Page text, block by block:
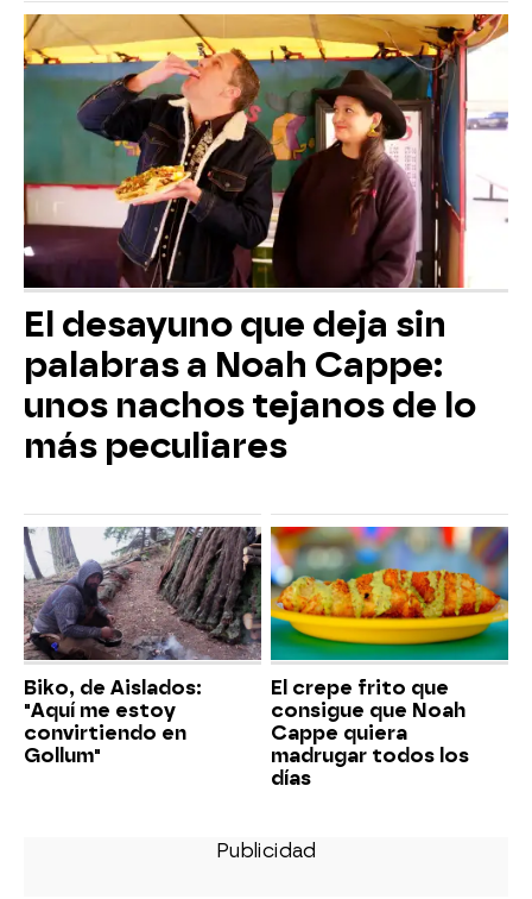
El desayuno que deja sin
palabras a Noah Cappe:
unos nachos tejanos de lo
más peculiares
Biko, de Aislados:
"Aquí me estoy
convirtiendo en
Gollum"
El crepe frito que
consigue que Noah
Cappe quiera
madrugar todos los
días